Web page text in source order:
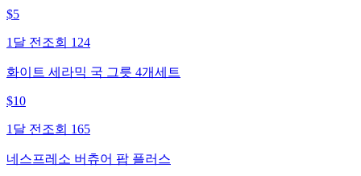
$5
1달 전 조회 124
화이트 세라믹 국 그릇 4개세트
$10
1달 전 조회 165
네스프레소 버츄어 팝 플러스